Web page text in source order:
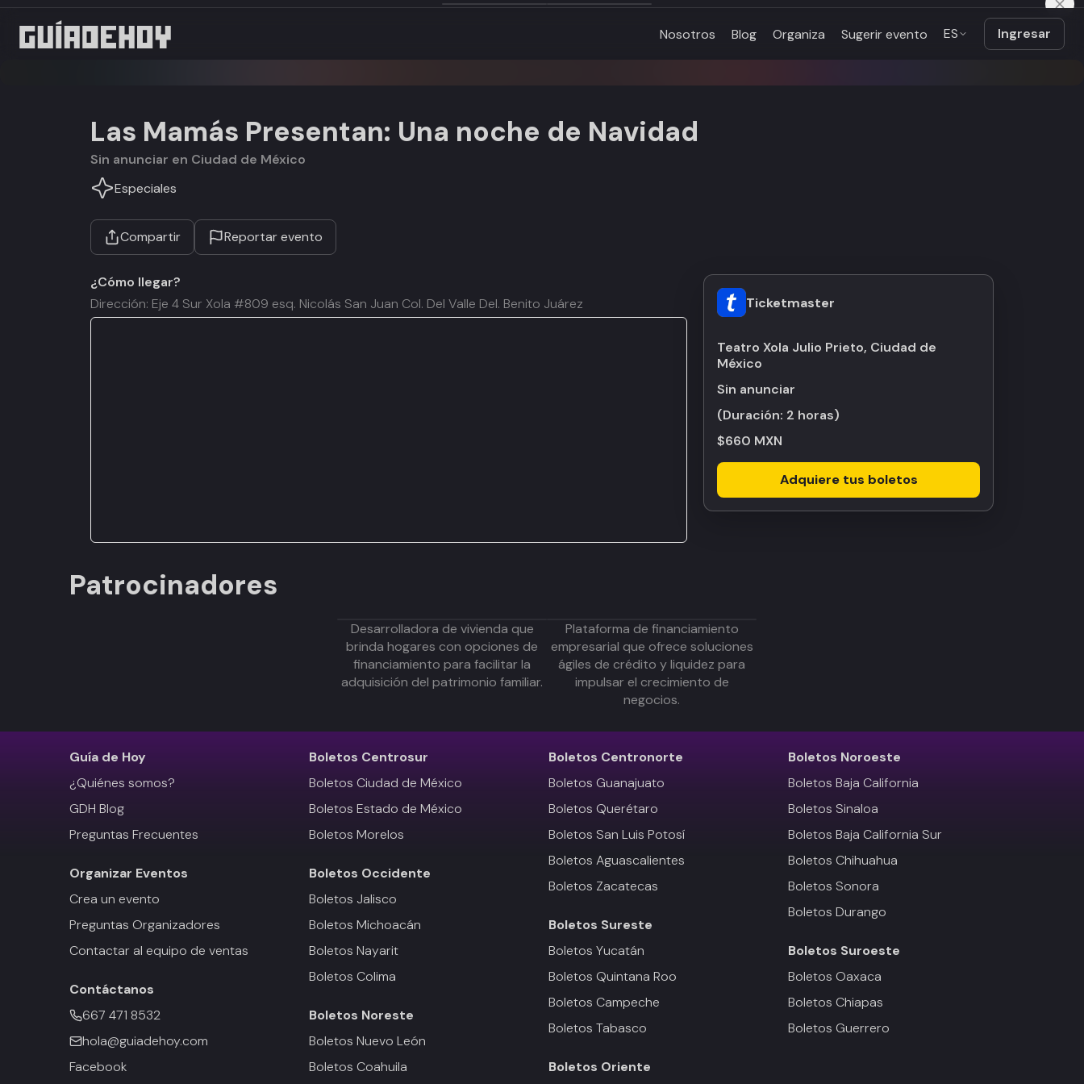
Nosotros Blog Organiza Sugerir evento ES Ingresar
Las Mamás Presentan: Una noche de Navidad
Sin anunciar en Ciudad de México
Especiales
Compartir Reportar evento
Ticketmaster
Teatro Xola Julio Prieto, Ciudad de
México
Sin anunciar
(Duración: 2 horas)
$660 MXN
Adquiere tus boletos
¿Cómo llegar?
Dirección: Eje 4 Sur Xola #809 esq. Nicolás San Juan Col. Del Valle Del. Benito Juárez
Patrocinadores
Desarrolladora de vivienda que
brinda hogares con opciones de
financiamiento para facilitar la
adquisición del patrimonio familiar.
Plataforma de financiamiento
empresarial que ofrece soluciones
ágiles de crédito y liquidez para
impulsar el crecimiento de
negocios.
Guía de Hoy
¿Quiénes somos?
GDH Blog
Preguntas Frecuentes
Organizar Eventos
Crea un evento
Preguntas Organizadores
Contactar al equipo de ventas
Contáctanos
667 471 8532
hola@guiadehoy.com
Facebook
Boletos Centrosur
Boletos Ciudad de México
Boletos Estado de México
Boletos Morelos
Boletos Occidente
Boletos Jalisco
Boletos Michoacán
Boletos Nayarit
Boletos Colima
Boletos Noreste
Boletos Nuevo León
Boletos Coahuila
Boletos Centronorte
Boletos Guanajuato
Boletos Querétaro
Boletos San Luis Potosí
Boletos Aguascalientes
Boletos Zacatecas
Boletos Sureste
Boletos Yucatán
Boletos Quintana Roo
Boletos Campeche
Boletos Tabasco
Boletos Oriente
Boletos Noroeste
Boletos Baja California
Boletos Sinaloa
Boletos Baja California Sur
Boletos Chihuahua
Boletos Sonora
Boletos Durango
Boletos Suroeste
Boletos Oaxaca
Boletos Chiapas
Boletos Guerrero